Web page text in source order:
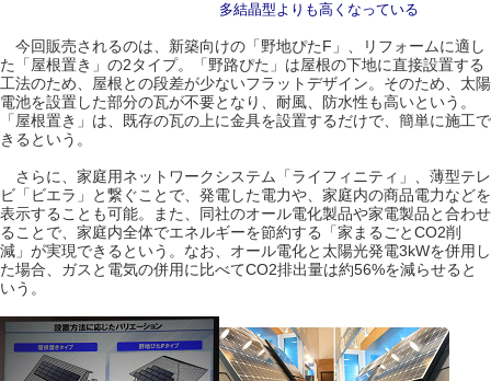
多結晶型よりも高くなっている
今回販売されるのは、新築向けの「野地ぴたF」、リフォームに適し
た「屋根置き」の2タイプ。「野路ぴた」は屋根の下地に直接設置する
工法のため、屋根との段差が少ないフラットデザイン。そのため、太陽
電池を設置した部分の瓦が不要となり、耐風、防水性も高いという。
「屋根置き」は、既存の瓦の上に金具を設置するだけで、簡単に施工で
きるという。
さらに、家庭用ネットワークシステム「ライフィニティ」、薄型テレ
ビ「ビエラ」と繋ぐことで、発電した電力や、家庭内の商品電力などを
表示することも可能。また、同社のオール電化製品や家電製品と合わせ
ることで、家庭内全体でエネルギーを節約する「家まるごとCO2削
減」が実現できるという。なお、オール電化と太陽光発電3kWを併用し
た場合、ガスと電気の併用に比べてCO2排出量は約56%を減らせると
いう。